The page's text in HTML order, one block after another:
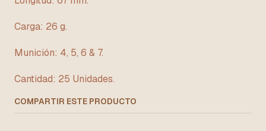
Carga: 26 g.
Munición: 4, 5, 6 & 7.
Cantidad: 25 Unidades.
COMPARTIR ESTE PRODUCTO